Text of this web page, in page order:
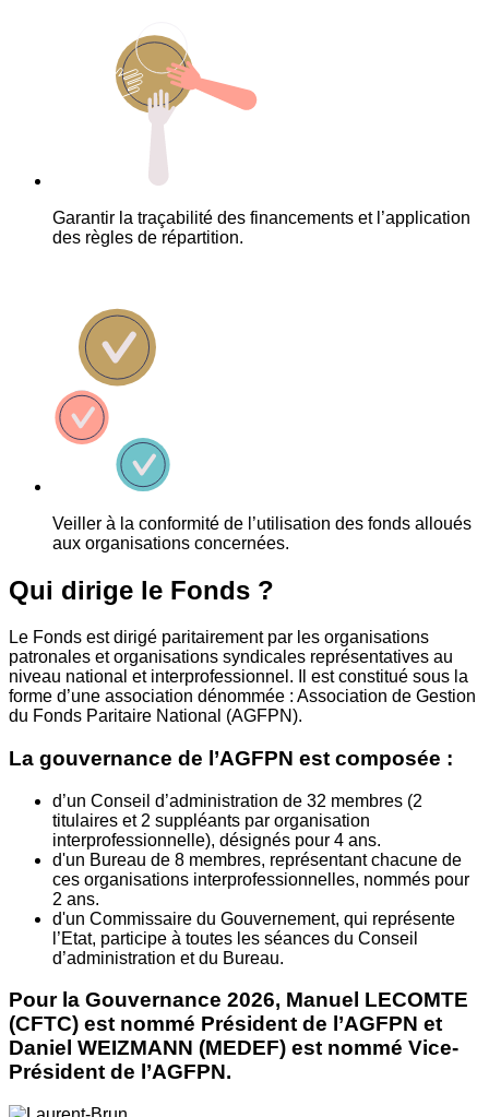
Garantir la traçabilité des financements et l’application
des règles de répartition.
Veiller à la conformité de l’utilisation des fonds alloués
aux organisations concernées.
Qui dirige le Fonds ?
Le Fonds est dirigé paritairement par les organisations
patronales et organisations syndicales représentatives au
niveau national et interprofessionnel. Il est constitué sous la
forme d’une association dénommée : Association de Gestion
du Fonds Paritaire National (AGFPN).
La gouvernance de l’AGFPN est composée :
d’un Conseil d’administration de 32 membres (2
titulaires et 2 suppléants par organisation
interprofessionnelle), désignés pour 4 ans.
d'un Bureau de 8 membres, représentant chacune de
ces organisations interprofessionnelles, nommés pour
2 ans.
d'un Commissaire du Gouvernement, qui représente
l’Etat, participe à toutes les séances du Conseil
d’administration et du Bureau.
Pour la Gouvernance 2026, Manuel LECOMTE
(CFTC) est nommé Président de l’AGFPN et
Daniel WEIZMANN (MEDEF) est nommé Vice-
Président de l’AGFPN.